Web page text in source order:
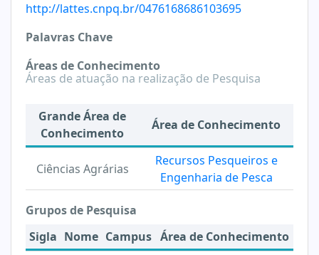
http://lattes.cnpq.br/0476168686103695
Palavras Chave
Áreas de Conhecimento
Áreas de atuação na realização de Pesquisa
Grande Área de
Conhecimento
Área de Conhecimento
Ciências Agrárias
Recursos Pesqueiros e
Engenharia de Pesca
Grupos de Pesquisa
Sigla Nome Campus Área de Conhecimento